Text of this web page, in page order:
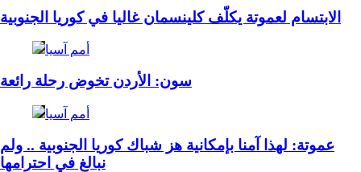
الابتسام لعموتة يكلّف كلينسمان غاليا في كوريا الجنوبية
أمم آسيا
سون: الأردن تخوض رحلة رائعة
أمم آسيا
عموتة: لهذا آمنا بإمكانية هز شباك كوريا الجنوبية .. ولم
نبالغ في احترامها